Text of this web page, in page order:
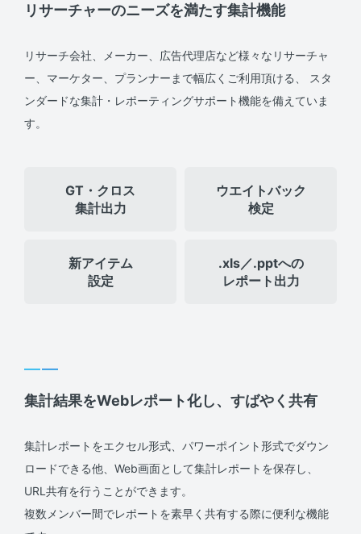
リサーチャーのニーズを満たす集計機能
リサーチ会社、メーカー、広告代理店など様々なリサーチャ
ー、マーケター、プランナーまで幅広くご利用頂ける、 スタ
ンダードな集計・レポーティングサポート機能を備えていま
す。
GT・クロス
集計出力
ウエイトバック
検定
新アイテム
設定
.xls／.pptへの
レポート出力
集計結果をWebレポート化し、すばやく共有
集計レポートをエクセル形式、パワーポイント形式でダウン
ロードできる他、Web画面として集計レポートを保存し、
URL共有を行うことができます。
複数メンバー間でレポートを素早く共有する際に便利な機能